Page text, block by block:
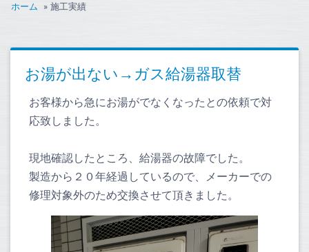
ホーム » 施工実績
お湯が出ない→ガス給湯器取替
お客様から急にお湯がでなくなったとの依頼で対
応致しました。
現地確認したところ、給湯器の故障でした。
製造から２０年経過しているので、メーカーでの
修理対象外のため交換させて頂きました。